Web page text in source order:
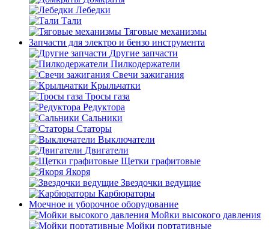
Лебедки
Тали
Тяговые механизмы
Запчасти для электро и бензо инструмента
Другие запчасти
Пилкодержатели
Свечи зажигания
Крыльчатки
Тросы газа
Редуктора
Сальники
Статоры
Выключатели
Двигатели
Щетки графитовые
Якоря
Звездочки ведущие
Карбюраторы
Моечное и уборочное оборудование
Мойки высокого давления
Мойки портативные